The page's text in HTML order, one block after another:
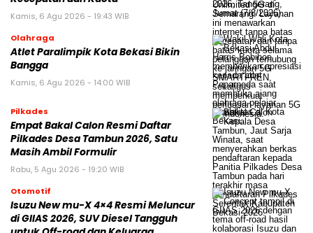
Kamis, 6 Agu 2026 - 19:43 WIB
Olahraga
Atlet Paralimpik Kota Bekasi Bikin
Bangga
Kamis, 6 Agu 2026 - 14:00 WIB
Pilkades
Empat Bakal Calon Resmi Daftar
Pilkades Desa Tambun 2026, Satu
Masih Ambil Formulir
Rabu, 5 Agu 2026 - 19:20 WIB
Otomotif
Isuzu New mu-X 4×4 Resmi Meluncur
di GIIAS 2026, SUV Diesel Tangguh